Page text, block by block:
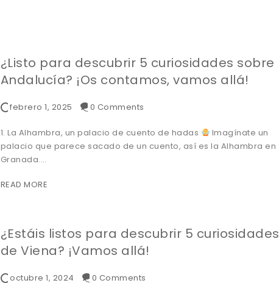
¿Listo para descubrir 5 curiosidades sobre
Andalucía? ¡Os contamos, vamos allá!
febrero 1, 2025 0 Comments
1. La Alhambra, un palacio de cuento de hadas
Imagínate un
palacio que parece sacado de un cuento, así es la Alhambra en
Granada.…
READ MORE
¿Estáis listos para descubrir 5 curiosidades
de Viena? ¡Vamos allá!
octubre 1, 2024 0 Comments